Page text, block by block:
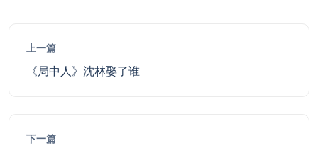
上一篇
《局中人》沈林娶了谁
下一篇